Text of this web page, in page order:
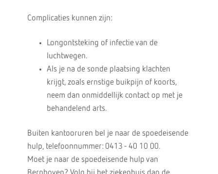
Complicaties kunnen zijn:
Longontsteking of infectie van de
luchtwegen.
Als je na de sonde plaatsing klachten
krijgt, zoals ernstige buikpijn of koorts,
neem dan onmiddellijk contact op met je
behandelend arts.
Buiten kantooruren bel je naar de spoedeisende
hulp, telefoonnummer: 0413 - 40 10 00.
Moet je naar de spoedeisende hulp van